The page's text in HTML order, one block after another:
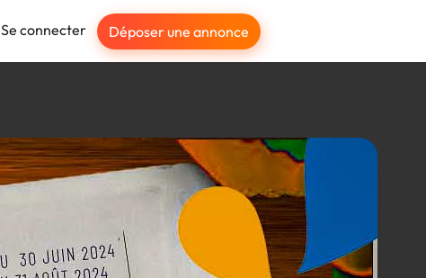
Se connecter Déposer une annonce